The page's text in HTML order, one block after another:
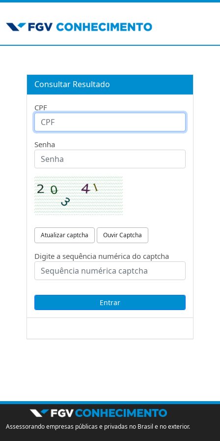
Consultar Resultado
CPF
Senha
Atualizar captcha Ouvir Captcha
Digite a sequência numérica do captcha
Assessorando empresas públicas e privadas no Brasil e no exterior.